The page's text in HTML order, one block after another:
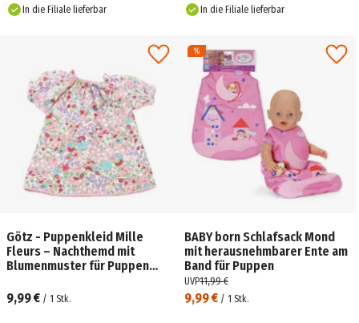
In die Filiale lieferbar
In die Filiale lieferbar
Götz - Puppenkleid Mille
Fleurs – Nachthemd mit
Blumenmuster für Puppen
9,99 € / 1 Stk.
BABY born Schlafsack Mond
mit herausnehmbarer Ente am
Band für Puppen
9,99 € / 1 Stk.
UVP11,99 €